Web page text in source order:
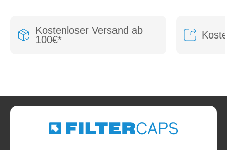
Kostenloser Versand ab
100€*